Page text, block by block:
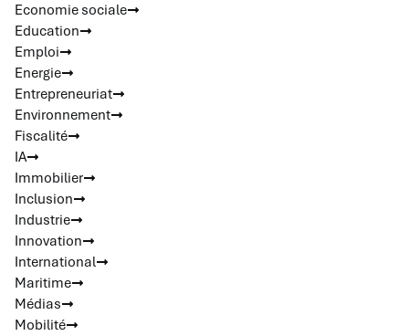
Economie sociale
Education
Emploi
Energie
Entrepreneuriat
Environnement
Fiscalité
IA
Immobilier
Inclusion
Industrie
Innovation
International
Maritime
Médias
Mobilité